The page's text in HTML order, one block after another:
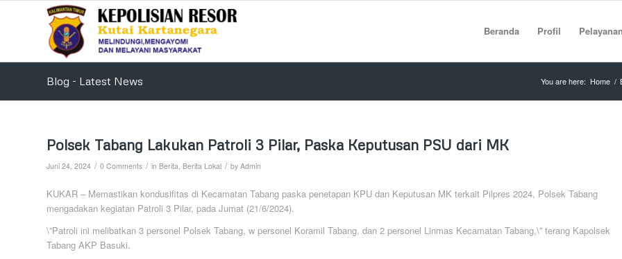
Beranda Profil Pelayanan
Blog - Latest News You are here: Home /
Polsek Tabang Lakukan Patroli 3 Pilar, Paska Keputusan PSU dari MK
Juni 24, 2024 / 0 Comments / in Berita, Berita Lokal / by Admin
KUKAR – Memastikan kondusifitas di Kecamatan Tabang paska penetapan KPU dan Keputusan MK terkait Pilpres 2024, Polsek Tabang
mengadakan kegiatan Patroli 3 Pilar, pada Jumat (21/6/2024).
\”Patroli ini melibatkan 3 personel Polsek Tabang, w personel Koramil Tabang, dan 2 personel Linmas Kecamatan Tabang,\” terang Kapolsek
Tabang AKP Basuki.